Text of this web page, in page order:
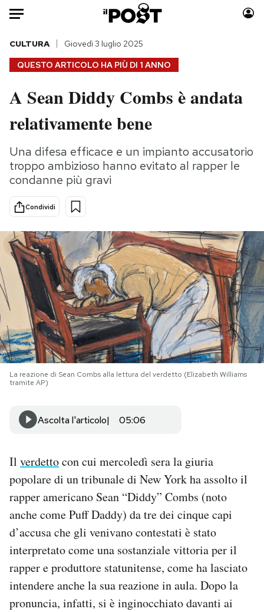
Auto
HOME
Italia
Politica
Tecnologia
Internet
Scienza
Cultura
Economia
Sport
Moda
Consumismi
Storie/Idee
Ok Boomer!
Mondiali calcio 2026
PODCAST
NEWSLETTER
I MIEI PREFERITI
AREA PERSONALE
Newsletter
Notifiche mobile
Regala il Post
Hai bisogno di aiuto?
Esci
QUESTO ARTICOLO HA PIÙ DI 1 ANNO
CULTURA Giovedì 3 luglio 2025
A Sean Diddy Combs è andata
relativamente bene
Una difesa efficace e un impianto accusatorio
troppo ambizioso hanno evitato al rapper le
condanne più gravi
Condividi
La reazione di Sean Combs alla lettura del verdetto (Elizabeth Williams
tramite AP)
Ascolta l'articolo 05:06
Il verdettocon cui mercoledì sera la giuria
popolare di un tribunale di New York ha assolto il
rapper americano Sean “Diddy” Combs (noto
anche come Puff Daddy) da tre dei cinque capi
d’accusa che gli venivano contestati è stato
interpretato come una sostanziale vittoria per il
rapper e produttore statunitense, come ha lasciato
intendere anche la sua reazione in aula. Dopo la
pronuncia, infatti, si è inginocchiato davanti ai